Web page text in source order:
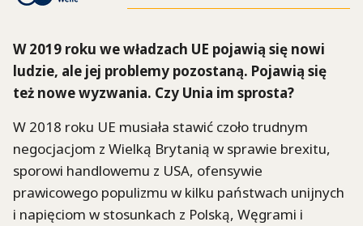
W 2019 roku we władzach UE pojawią się nowi
ludzie, ale jej problemy pozostaną. Pojawią się
też nowe wyzwania. Czy Unia im sprosta?
W 2018 roku UE musiała stawić czoło trudnym
negocjacjom z Wielką Brytanią w sprawie brexitu,
sporowi handlowemu z USA, ofensywie
prawicowego populizmu w kilku państwach unijnych
i napięciom w stosunkach z Polską, Węgrami i